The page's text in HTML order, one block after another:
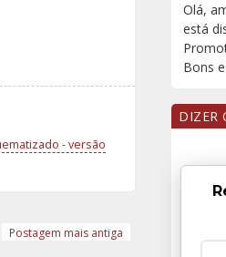
- versão
Postagem mais antiga
Olá,
está
Bons
DIZER